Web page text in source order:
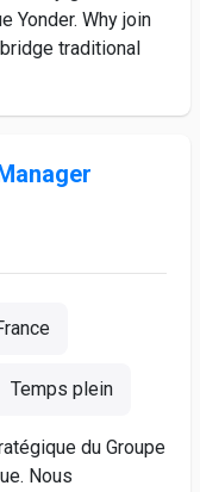
Yonder. Why join
traditional
Temps plein
du Groupe
Nous